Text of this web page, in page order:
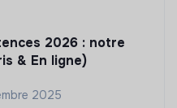
2026 : notre
& En ligne)
2025